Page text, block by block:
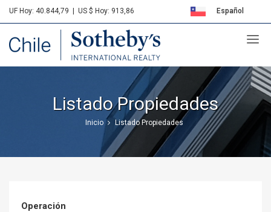
UF Hoy: 40.844,79 US $ Hoy: 913,86 Español
Sotheby's
Listado Propiedades
Inicio Listado Propiedades
Operación